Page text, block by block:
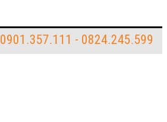
0901.357.111 - 0824.245.599